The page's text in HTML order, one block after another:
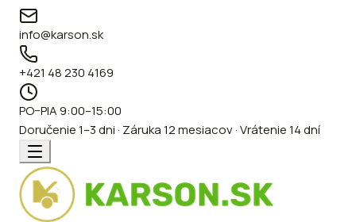
info@karson.sk
+421 48 230 4169
PO–PIA 9:00–15:00
Doručenie 1–3 dni · Záruka 12 mesiacov · Vrátenie 14 dní